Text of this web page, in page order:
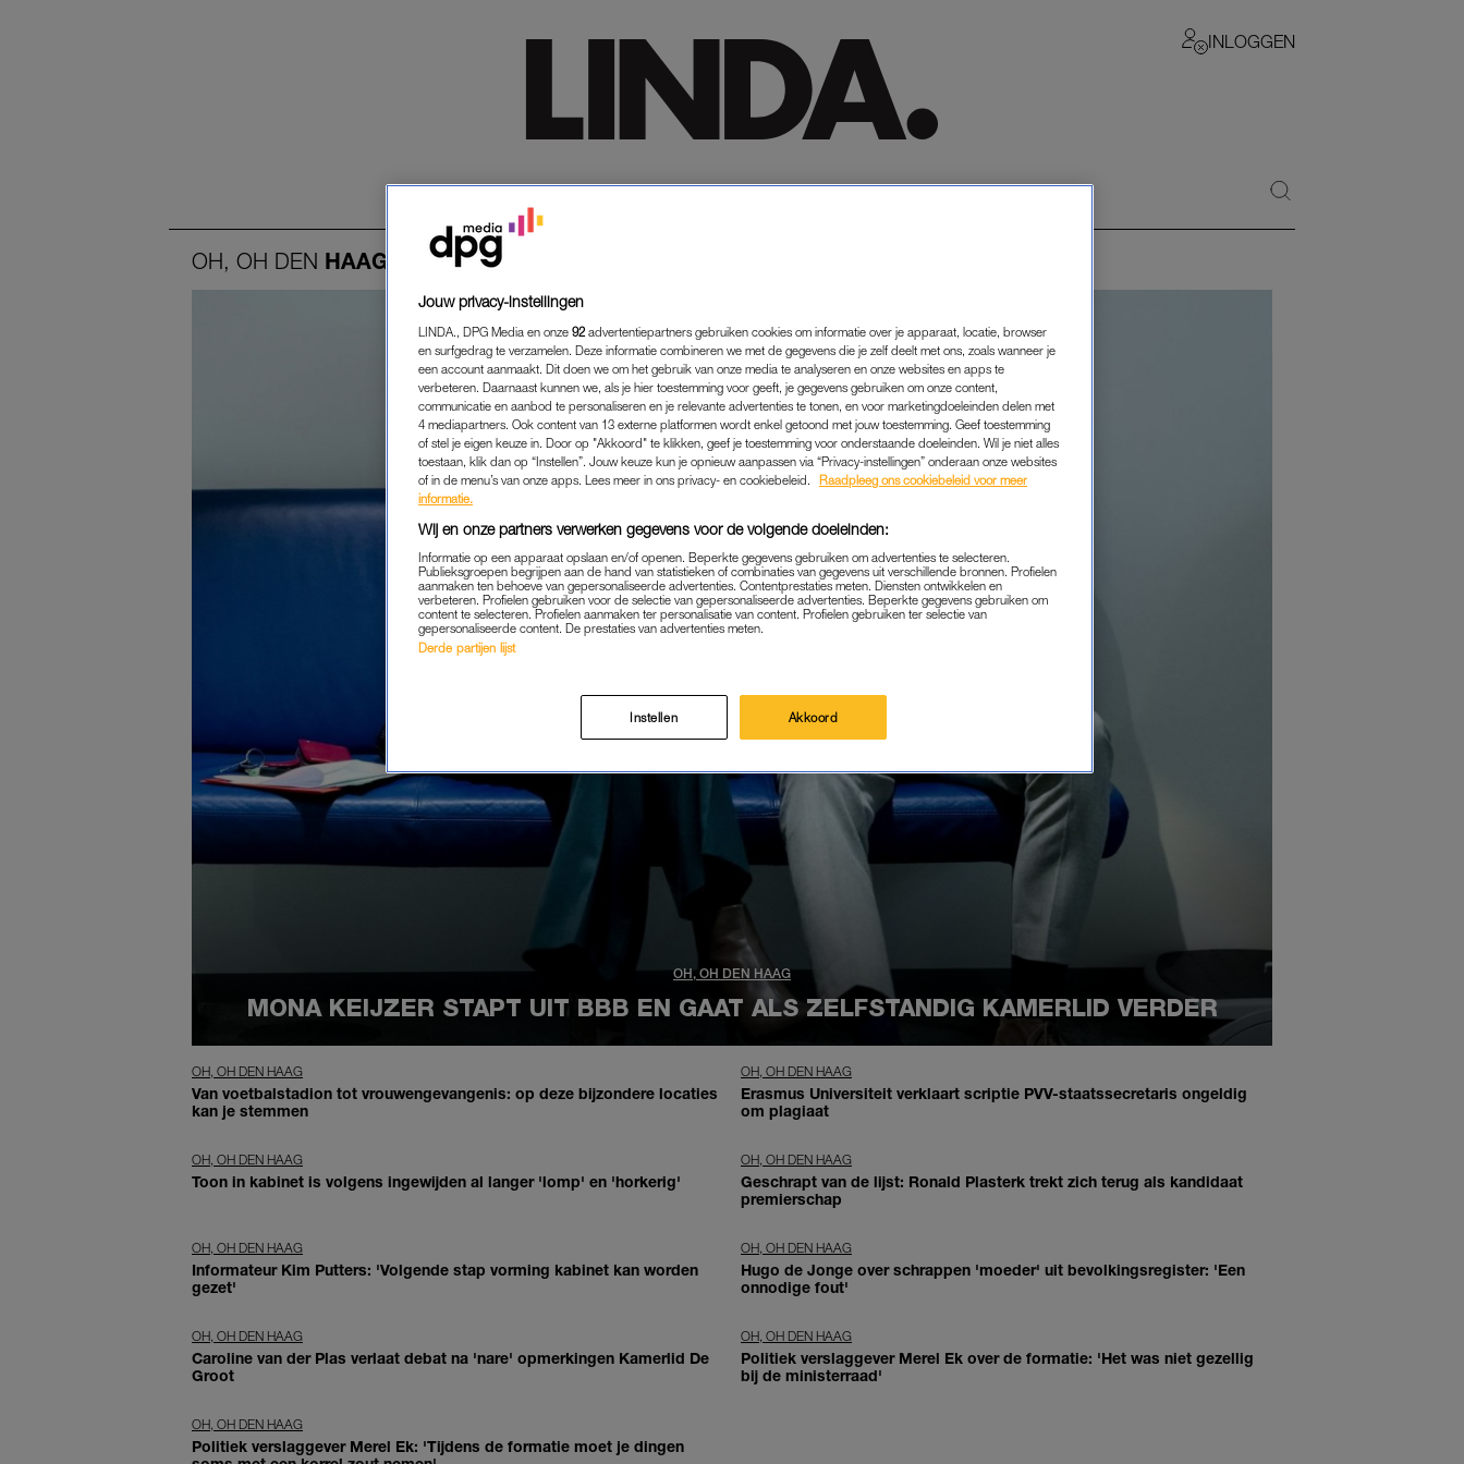
INLOGGEN
OH, OH DEN HAAG
OH, OH DEN HAAG
MONA KEIJZER STAPT UIT BBB EN GAAT ALS ZELFSTANDIG KAMERLID VERDER
OH, OH DEN HAAG
Van voetbalstadion tot vrouwengevangenis: op deze bijzondere locaties
kan je stemmen
OH, OH DEN HAAG
Erasmus Universiteit verklaart scriptie PVV-staatssecretaris ongeldig
om plagiaat
OH, OH DEN HAAG
Toon in kabinet is volgens ingewijden al langer 'lomp' en 'horkerig'
OH, OH DEN HAAG
Geschrapt van de lijst: Ronald Plasterk trekt zich terug als kandidaat
premierschap
OH, OH DEN HAAG
Informateur Kim Putters: 'Volgende stap vorming kabinet kan worden
gezet'
OH, OH DEN HAAG
Hugo de Jonge over schrappen 'moeder' uit bevolkingsregister: 'Een
onnodige fout'
OH, OH DEN HAAG
Caroline van der Plas verlaat debat na 'nare' opmerkingen Kamerlid De
Groot
OH, OH DEN HAAG
Politiek verslaggever Merel Ek over de formatie: 'Het was niet gezellig
bij de ministerraad'
OH, OH DEN HAAG
Politiek verslaggever Merel Ek: 'Tijdens de formatie moet je dingen
Jouw privacy-instellingen
LINDA., DPG Media en onze 92 advertentiepartners gebruiken cookies om informatie over je apparaat, locatie, browser
en surfgedrag te verzamelen. Deze informatie combineren we met de gegevens die je zelf deelt met ons, zoals wanneer je
een account aanmaakt. Dit doen we om het gebruik van onze media te analyseren en onze websites en apps te
verbeteren. Daarnaast kunnen we, als je hier toestemming voor geeft, je gegevens gebruiken om onze content,
communicatie en aanbod te personaliseren en je relevante advertenties te tonen, en voor marketingdoeleinden delen met
4 mediapartners. Ook content van 13 externe platformen wordt enkel getoond met jouw toestemming. Geef toestemming
of stel je eigen keuze in. Door op "Akkoord" te klikken, geef je toestemming voor onderstaande doeleinden. Wil je niet alles
toestaan, klik dan op “Instellen”. Jouw keuze kun je opnieuw aanpassen via “Privacy-instellingen” onderaan onze websites
of in de menu’s van onze apps. Lees meer in ons privacy- en cookiebeleid.
Raadpleeg ons cookiebeleid voor meer
informatie.
Wij en onze partners verwerken gegevens voor de volgende doeleinden:
Informatie op een apparaat opslaan en/of openen. Beperkte gegevens gebruiken om advertenties te selecteren.
Publieksgroepen begrijpen aan de hand van statistieken of combinaties van gegevens uit verschillende bronnen. Profielen
aanmaken ten behoeve van gepersonaliseerde advertenties. Contentprestaties meten. Diensten ontwikkelen en
verbeteren. Profielen gebruiken voor de selectie van gepersonaliseerde advertenties. Beperkte gegevens gebruiken om
content te selecteren. Profielen aanmaken ter personalisatie van content. Profielen gebruiken ter selectie van
gepersonaliseerde content. De prestaties van advertenties meten.
Derde partijen lijst
Instellen Akkoord